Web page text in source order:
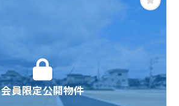
会員限定公開物件